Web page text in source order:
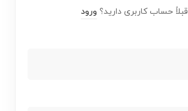
قبلاً حساب کاربری دارید؟ ورود